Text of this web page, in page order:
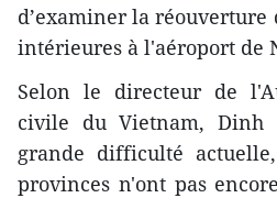
d’examiner la
intérieures à l'aéroport de
Selon le directeur de
civile du Vietnam, Dinh
grande difficulté
provinces n'ont pas